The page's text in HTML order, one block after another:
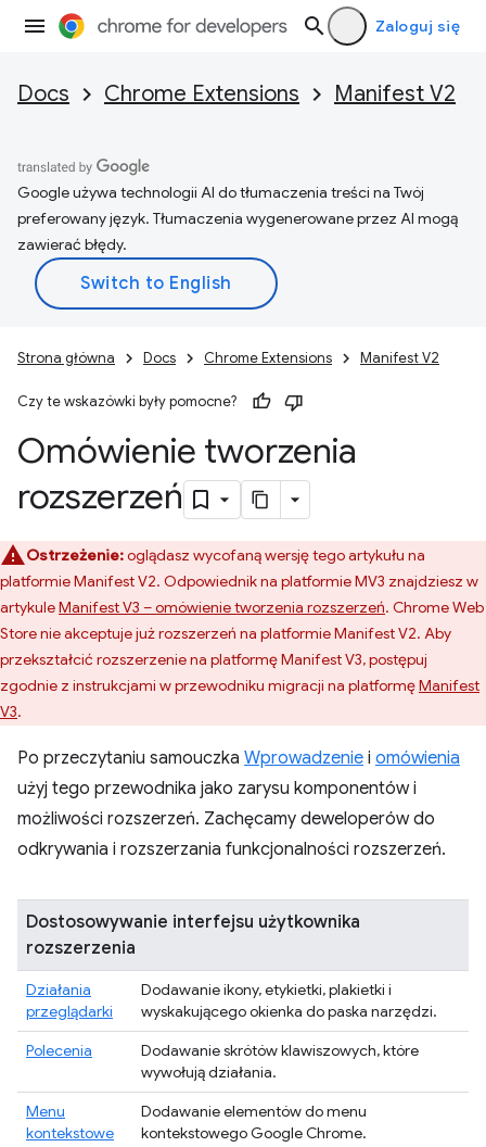
Zaloguj się
Docs Chrome Extensions Manifest V2
Google używa technologii AI do tłumaczenia treści na Twój
preferowany język. Tłumaczenia wygenerowane przez AI mogą
zawierać błędy.
Strona główna Docs Chrome Extensions Manifest V2
Czy te wskazówki były pomocne?
Omówienie tworzenia
rozszerzeń
Ostrzeżenie:oglądasz wycofaną wersję tego artykułu na
platformie Manifest V2. Odpowiednik na platformie MV3 znajdziesz w
artykuleManifest V3 – omówienie tworzenia rozszerzeń. Chrome Web
Store nie akceptuje już rozszerzeń na platformie Manifest V2. Aby
przekształcić rozszerzenie na platformę Manifest V3, postępuj
zgodnie z instrukcjami w przewodniku migracji na platformęManifest
V3.
Po przeczytaniu samouczka Wprowadzenie i omówienia
użyj tego przewodnika jako zarysu komponentów i
możliwości rozszerzeń. Zachęcamy deweloperów do
odkrywania i rozszerzania funkcjonalności rozszerzeń.
Dostosowywanie interfejsu użytkownika
rozszerzenia
Działania
przeglądarki
Dodawanie ikony, etykietki, plakietki i
wyskakującego okienka do paska narzędzi.
Polecenia
Dodawanie skrótów klawiszowych, które
wywołują działania.
Menu
kontekstowe
Dodawanie elementów do menu
kontekstowego Google Chrome.